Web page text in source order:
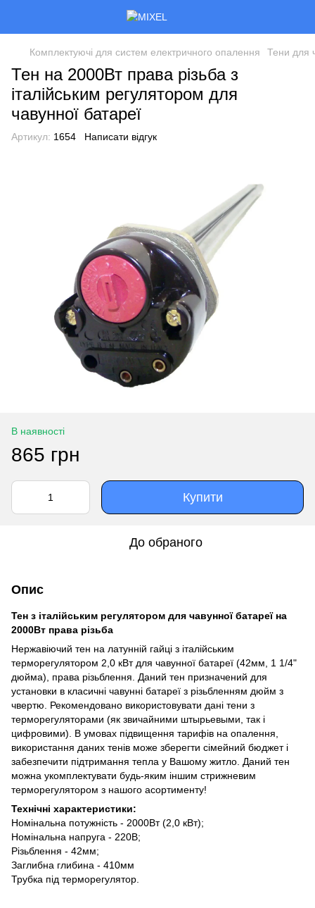
Комплектуючі для систем електричного опалення Тени для
Тен на 2000Вт права різьба з
італійським регулятором для
чавунної батареї
Артикул: 1654 Написати відгук
В наявності
865 грн
Купити
До обраного
Опис
Тен з італійським регулятором для чавунної батареї на
2000Вт права різьба
Нержавіючий тен на латунній гайці з італійським
терморегулятором 2,0 кВт для чавунної батареї (42мм, 1 1/4"
дюйма), права різьблення. Даний тен призначений для
установки в класичні чавунні батареї з різьбленням дюйм з
чвертю. Рекомендовано використовувати дані тени з
терморегуляторами (як звичайними штырьевыми, так і
цифровими). В умовах підвищення тарифів на опалення,
використання даних тенів може зберегти сімейний бюджет і
забезпечити підтримання тепла у Вашому житло. Даний тен
можна укомплектувати будь-яким іншим стрижневим
терморегулятором з нашого асортименту!
Технічні характеристики:
Номінальна потужність - 2000Вт (2,0 кВт);
Номінальна напруга - 220В;
Різьблення - 42мм;
Заглибна глибина - 410мм
Трубка під терморегулятор.